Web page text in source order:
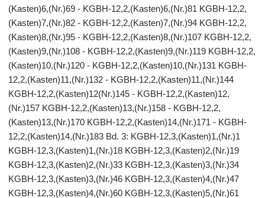
(Kasten)6,(Nr.)69 - KGBH-12,2,(Kasten)6,(Nr.)81 KGBH-12,2,
(Kasten)7,(Nr.)82 - KGBH-12,2,(Kasten)7,(Nr.)94 KGBH-12,2,
(Kasten)8,(Nr.)95 - KGBH-12,2,(Kasten)8,(Nr.)107 KGBH-12,2,
(Kasten)9,(Nr.)108 - KGBH-12,2,(Kasten)9,(Nr.)119 KGBH-12,2,
(Kasten)10,(Nr.)120 - KGBH-12,2,(Kasten)10,(Nr.)131 KGBH-
12,2,(Kasten)11,(Nr.)132 - KGBH-12,2,(Kasten)11,(Nr.)144
KGBH-12,2,(Kasten)12(Nr.)145 - KGBH-12,2,(Kasten)12,
(Nr.)157 KGBH-12,2,(Kasten)13,(Nr.)158 - KGBH-12,2,
(Kasten)13,(Nr.)170 KGBH-12,2,(Kasten)14,(Nr.)171 - KGBH-
12,2,(Kasten)14,(Nr.)183 Bd. 3: KGBH-12,3,(Kasten)1,(Nr.)1
KGBH-12,3,(Kasten)1,(Nr.)18 KGBH-12,3,(Kasten)2,(Nr.)19
KGBH-12,3,(Kasten)2,(Nr.)33 KGBH-12,3,(Kasten)3,(Nr.)34
KGBH-12,3,(Kasten)3,(Nr.)46 KGBH-12,3,(Kasten)4,(Nr.)47
KGBH-12,3,(Kasten)4,(Nr.)60 KGBH-12,3,(Kasten)5,(Nr.)61